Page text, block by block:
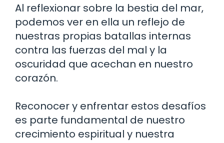
Al reflexionar sobre la bestia del mar,
podemos ver en ella un reflejo de
nuestras propias batallas internas
contra las fuerzas del mal y la
oscuridad que acechan en nuestro
corazón.
Reconocer y enfrentar estos desafíos
es parte fundamental de nuestro
crecimiento espiritual y nuestra